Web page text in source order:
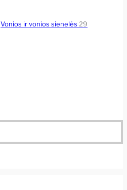
Vonios ir vonios sienelės 29